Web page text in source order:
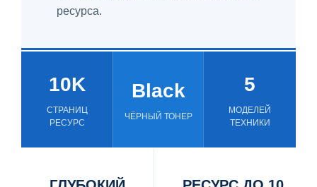
ресурса.
10K
СТРАНИЦ
РЕСУРС
Black
ЧЁРНЫЙ ТОНЕР
5
МОДЕЛЕЙ
ТЕХНИКИ